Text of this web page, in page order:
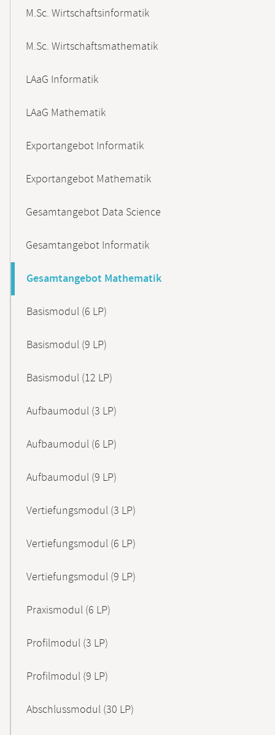
M.Sc. Wirtschaftsinformatik
M.Sc. Wirtschaftsmathematik
LAaG Informatik
LAaG Mathematik
Exportangebot Informatik
Exportangebot Mathematik
Gesamtangebot Data Science
Gesamtangebot Informatik
Gesamtangebot Mathematik
Basismodul (6 LP)
Basismodul (9 LP)
Basismodul (12 LP)
Aufbaumodul (3 LP)
Aufbaumodul (6 LP)
Aufbaumodul (9 LP)
Vertiefungsmodul (3 LP)
Vertiefungsmodul (6 LP)
Vertiefungsmodul (9 LP)
Praxismodul (6 LP)
Profilmodul (3 LP)
Profilmodul (9 LP)
Abschlussmodul (30 LP)